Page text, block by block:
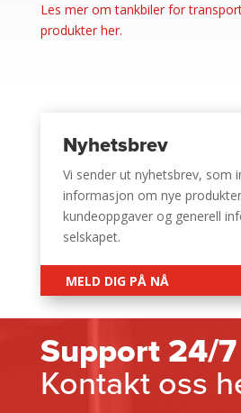
Les mer om tankbiler for
produkter her.
Nyhetsbrev
Vi sender ut nyhetsbrev, som
informasjon om nye
kundeoppgaver og generell
selskapet.
MELD DIG PÅ NÅ
Support 24/7
Kontakt oss